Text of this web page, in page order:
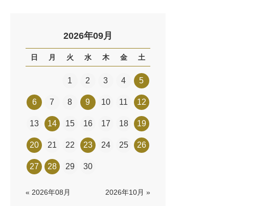
2026年09月
日 月 火 水 木 金 土
1 2 3 4 5
6 7 8 9 10 11 12
13 14 15 16 17 18 19
20 21 22 23 24 25 26
27 28 29 30
« 2026年08月 2026年10月 »